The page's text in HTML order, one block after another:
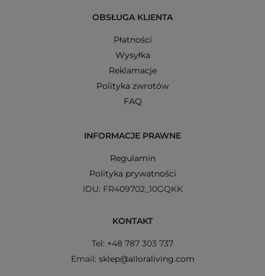
OBSŁUGA KLIENTA
Płatności
Wysyłka
Reklamacje
Polityka zwrotów
FAQ
INFORMACJE PRAWNE
Regulamin
Polityka prywatności
IDU: FR409702_10GQKK
KONTAKT
Tel: +48 787 303 737
Email: sklep@alloraliving.com